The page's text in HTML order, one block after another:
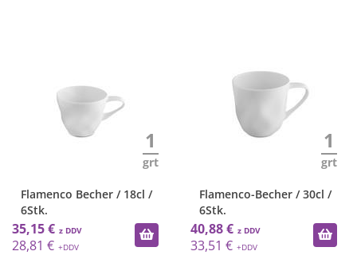
1
grt
Flamenco Becher / 18cl /
6Stk.
35,15 €
28,81 €
1
grt
Flamenco-Becher / 30cl /
6Stk.
40,88 €
33,51 €